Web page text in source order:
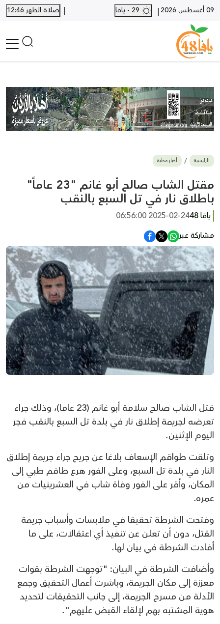
09 أغسطس 2026 |
| صلاة الظهر 12:46
أخبار محلية
أخبار يافا
SHORTS
أخبار اللد والرملة
بيع وشراء
أخبار القدس
وفيات
المزيد
ارسل خبر
الرئيسية أخبار محلية
مقتل الشاب صالح أبو غانم "23 عاماً"
باطلاق نار في تل السبع بالنقب
يافا 48
2025-02-24 06:56:00
مشاركة عبر
قتل الشاب صالح سلامة أبو غانم (23 عاما)، وذلك جراء
تعرضه لجريمة إطلاق نار في بلدة تل السبع بالنقب فجر
اليوم الإثنين.
وتلقت طواقم الإسعاف بلاغا عن جريح جراء جريمة إطلاق
النار في بلدة تل السبع، وعلى الفور هرع طاقم طبي إلى
المكان، وأقر على الفور وفاة شاب في العشرينيات من
عمره.
وفتحت الشرطة تحقيقا في ملابسات وأسباب جريمة
القتل، دون أن تعلن عن تنفيذ أي اعتقالات، على ما
أفادت الشرطة في بيان لها.
وأضافت الشرطة في البيان: "توجهت الشرطة بقوات
معززة إلى مكان الجريمة، وباشرت أعمال التحقيق وجمع
الأدلة من مسرح الجريمة، إلى جانب التحقيقات لتحديد
هوية المشتبه بهم لإلقاء القبض عليهم".